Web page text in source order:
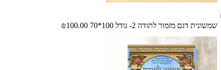
שמשונית דגם מזמור לתודה 2- גודל 100*70 ₪100.00